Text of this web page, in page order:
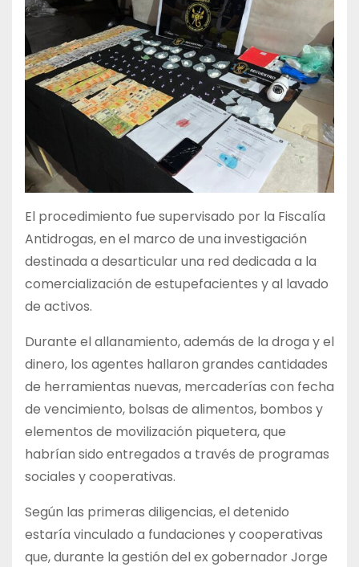
El procedimiento fue supervisado por la Fiscalía
Antidrogas, en el marco de una investigación
destinada a desarticular una red dedicada a la
comercialización de estupefacientes y al lavado
de activos.
Durante el allanamiento, además de la droga y el
dinero, los agentes hallaron grandes cantidades
de herramientas nuevas, mercaderías con fecha
de vencimiento, bolsas de alimentos, bombos y
elementos de movilización piquetera, que
habrían sido entregados a través de programas
sociales y cooperativas.
Según las primeras diligencias, el detenido
estaría vinculado a fundaciones y cooperativas
que, durante la gestión del ex gobernador Jorge